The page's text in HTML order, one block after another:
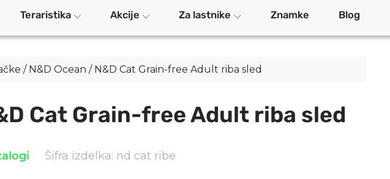
Teraristika Akcije Za lastnike Znamke Blog
/ N&D Ocean / N&D Cat Grain-free Adult riba sled
Cat Grain-free Adult riba sled
Šifra izdelka: nd cat ribe